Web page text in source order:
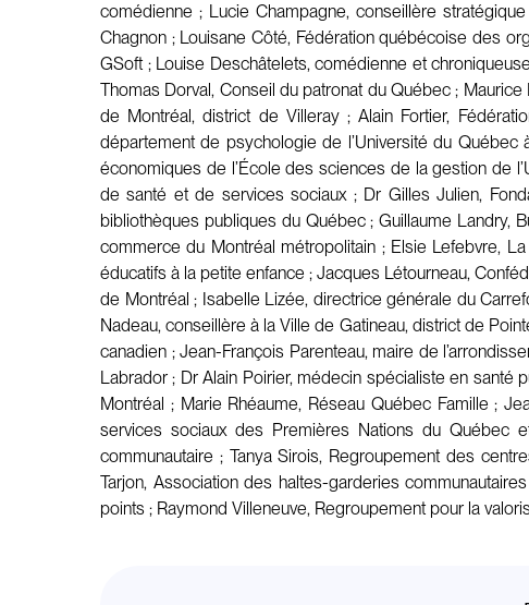
comédienne ; Lucie Champagne, conseillère
Chagnon ; Louisane Côté, Fédération québécoise des
GSoft ; Louise Deschâtelets, comédienne et
Thomas Dorval, Conseil du patronat du Québec ;
de Montréal, district de Villeray ; Alain Fortier,
département de psychologie de l’Université du
économiques de l’École des sciences de la gestion de
de santé et de services sociaux ; Dr Gilles Julien,
bibliothèques publiques du Québec ; Guillaume Landry,
commerce du Montréal métropolitain ; Elsie Lefebvre,
éducatifs à la petite enfance ; Jacques Létourneau,
de Montréal ; Isabelle Lizée, directrice générale du
Nadeau, conseillère à la Ville de Gatineau, district de
canadien ; Jean-François Parenteau, maire de
Labrador ; Dr Alain Poirier, médecin spécialiste en santé
Montréal ; Marie Rhéaume, Réseau Québec Famille ;
services sociaux des Premières Nations du Québec
communautaire ; Tanya Sirois, Regroupement des
Tarjon, Association des haltes-garderies
points ; Raymond Villeneuve, Regroupement pour la